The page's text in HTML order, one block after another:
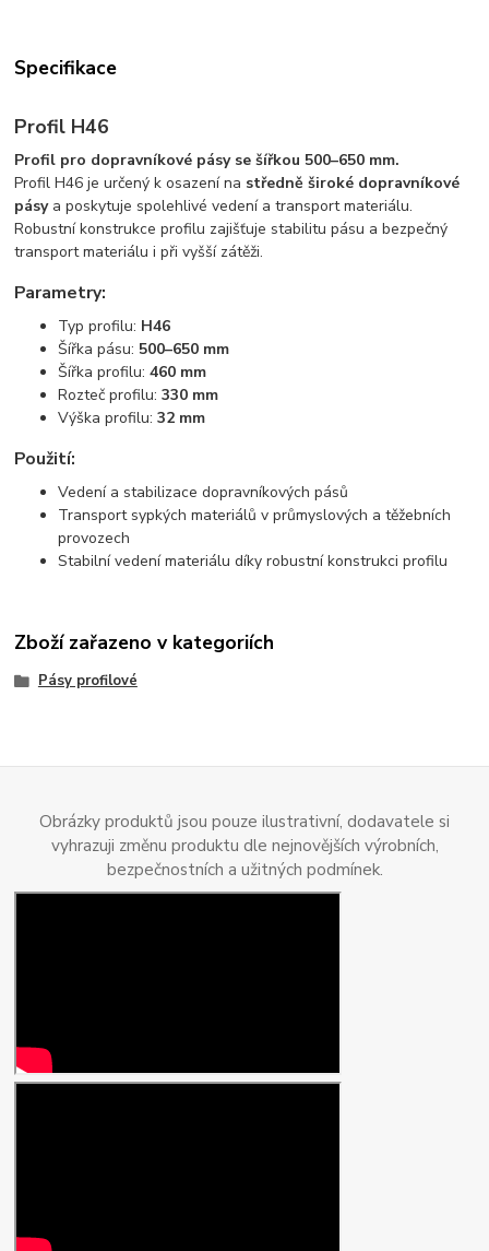
Specifikace
Profil H46
Profil pro dopravníkové pásy se šířkou 500–650 mm.
Profil H46 je určený k osazení na středně široké dopravníkové
pásya poskytuje spolehlivé vedení a transport materiálu.
Robustní konstrukce profilu zajišťuje stabilitu pásu a bezpečný
transport materiálu i při vyšší zátěži.
Parametry:
Typ profilu: H46
Šířka pásu: 500–650 mm
Šířka profilu:460 mm
Rozteč profilu:330 mm
Výška profilu:32 mm
Použití:
Vedení a stabilizace dopravníkových pásů
Transport sypkých materiálů v průmyslových a těžebních
provozech
Stabilní vedení materiálu díky robustní konstrukci profilu
Zboží zařazeno v kategoriích
Pásy profilové
Obrázky produktů jsou pouze ilustrativní, dodavatele si
vyhrazuji změnu produktu dle nejnovějších výrobních,
bezpečnostních a užitných podmínek.